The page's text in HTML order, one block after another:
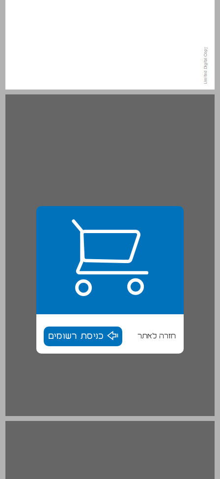
שער ראשון: על למידה משמעותית והוראה משמעותית ... 15
חזרה לאתר כניסת רשומים